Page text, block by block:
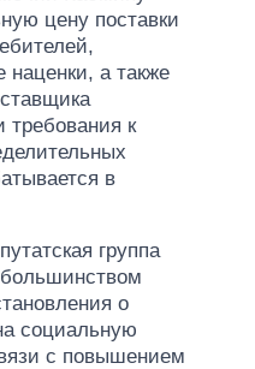
цену поставки
наценки, а также
к
в
группа
о
социальную
с повышением